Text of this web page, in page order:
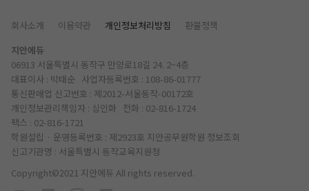
회사소개 이용약관 개인정보처리방침
환불정책
지안에듀
06913 서울특별시 동작구 만양로18길 24. 2~4층
대표이사 : 박태순 사업자등록번호 : 108-86-01777
통신판매업 신고번호 : 제2012-서울동작-00172호
개인정보관리책임자 : 심인화 전화 : 02-816-1724
팩스 : 02-816-1721
학원설립 · 운영등록번호 : 제2923호 지안공무원학원 정보조회
신고기관명 : 서울특별시 동작교육지원청
Copyright©2021 지안에듀 All rights reserved.